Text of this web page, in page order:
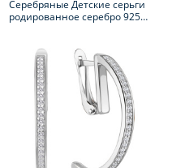
Серебряные Детские серьги
родированное серебро 925